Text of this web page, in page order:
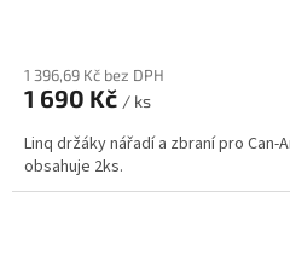
1 396,69 Kč bez DPH
1 690 Kč / ks
Linq držáky nářadí a zbraní pro Can-
obsahuje 2ks.